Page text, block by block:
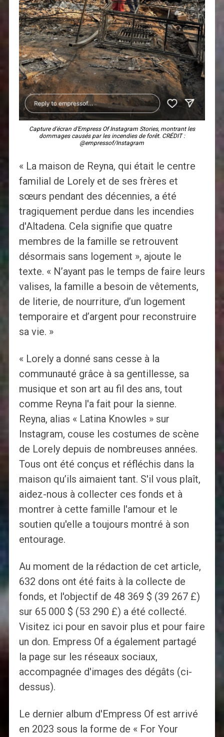
Capture d'écran d'Empress Of Instagram Stories, montrant les
dommages causés par les incendies de forêt. CRÉDIT :
@empressof/Instagram
« La maison de Reyna, qui était le centre
familial de Lorely et de ses frères et
sœurs pendant des décennies, a été
tragiquement perdue dans les incendies
d'Altadena. Cela signifie que quatre
membres de la famille se retrouvent
désormais sans logement », ajoute le
texte. « N’ayant pas le temps de faire leurs
valises, la famille a besoin de vêtements,
de literie, de nourriture, d’un logement
temporaire et d’argent pour reconstruire
sa vie. »
« Lorely a donné sans cesse à la
communauté grâce à sa gentillesse, sa
musique et son art au fil des ans, tout
comme Reyna l'a fait pour la sienne.
Reyna, alias « Latina Knowles » sur
Instagram, couse les costumes de scène
de Lorely depuis de nombreuses années.
Tous ont été conçus et réfléchis dans la
maison qu’ils aimaient tant. S'il vous plaît,
aidez-nous à collecter ces fonds et à
montrer à cette famille l'amour et le
soutien qu'elle a toujours montré à son
entourage.
Au moment de la rédaction de cet article,
632 dons ont été faits à la collecte de
fonds, et l'objectif de 48 369 $ (39 267 £)
sur 65 000 $ (53 290 £) a été collecté.
Visitez ici pour en savoir plus et pour faire
un don. Empress Of a également partagé
la page sur les réseaux sociaux,
accompagnée d'images des dégâts (ci-
dessus).
Le dernier album d'Empress Of est arrivé
en 2023 sous la forme de « For Your